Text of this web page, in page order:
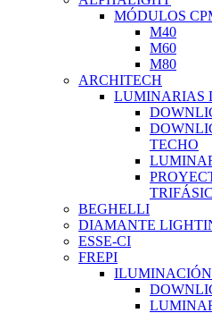
MÓDULOS
M40
M60
M80
ARCHITECH
LUMINARIAS
TECHO
BEGHELLI
DIAMANTE
ESSE-CI
FREPI